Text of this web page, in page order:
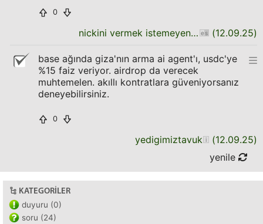
0
nickini vermek istemeyen uye (12.09.25)
base ağında giza'nın arma ai agent'ı, usdc'ye
%15 faiz veriyor. airdrop da verecek
muhtemelen. akıllı kontratlara güveniyorsanız
deneyebilirsiniz.
0
yedigimiztavuk (12.09.25)
yenile
KATEGORILER
duyuru (0)
soru (24)